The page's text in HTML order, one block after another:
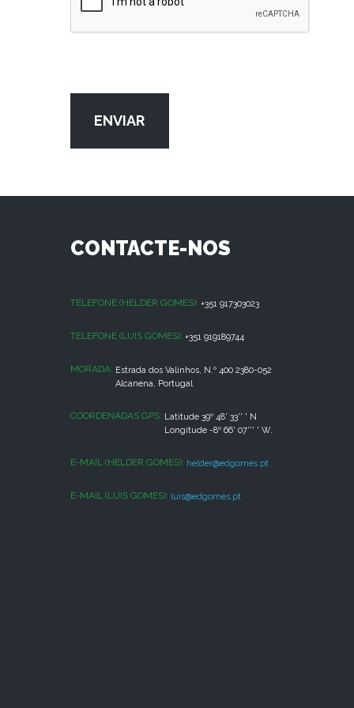
ENVIAR
CONTACTE-NOS
TELEFONE (HELDER GOMES): +351 917303023
TELEFONE (LUIS GOMES): +351 919189744
MORADA: Estrada dos Valinhos, N.º 400 2380-052
Alcanena, Portugal
COORDENADAS GPS: Latitude 39º 48' 33'' ' N
Longitude -8º 66' 07''' ' W.
E-MAIL (HELDER GOMES): helder@edgomes.pt
E-MAIL (LUIS GOMES): luis@edgomes.pt